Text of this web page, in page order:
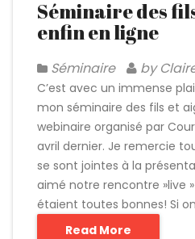
Séminaire des
enfin en ligne
Séminaire by
C’est avec un immense
mon séminaire des fils et
webinaire organisé par
avril dernier. Je remercie
se sont jointes à la
aimé notre rencontre »live
étaient toutes bonnes! Si
Read More